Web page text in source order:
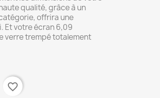
qualité, grâce à un
offrira une
Et votre écran 6,09
verre trempé totalement
favorite_border